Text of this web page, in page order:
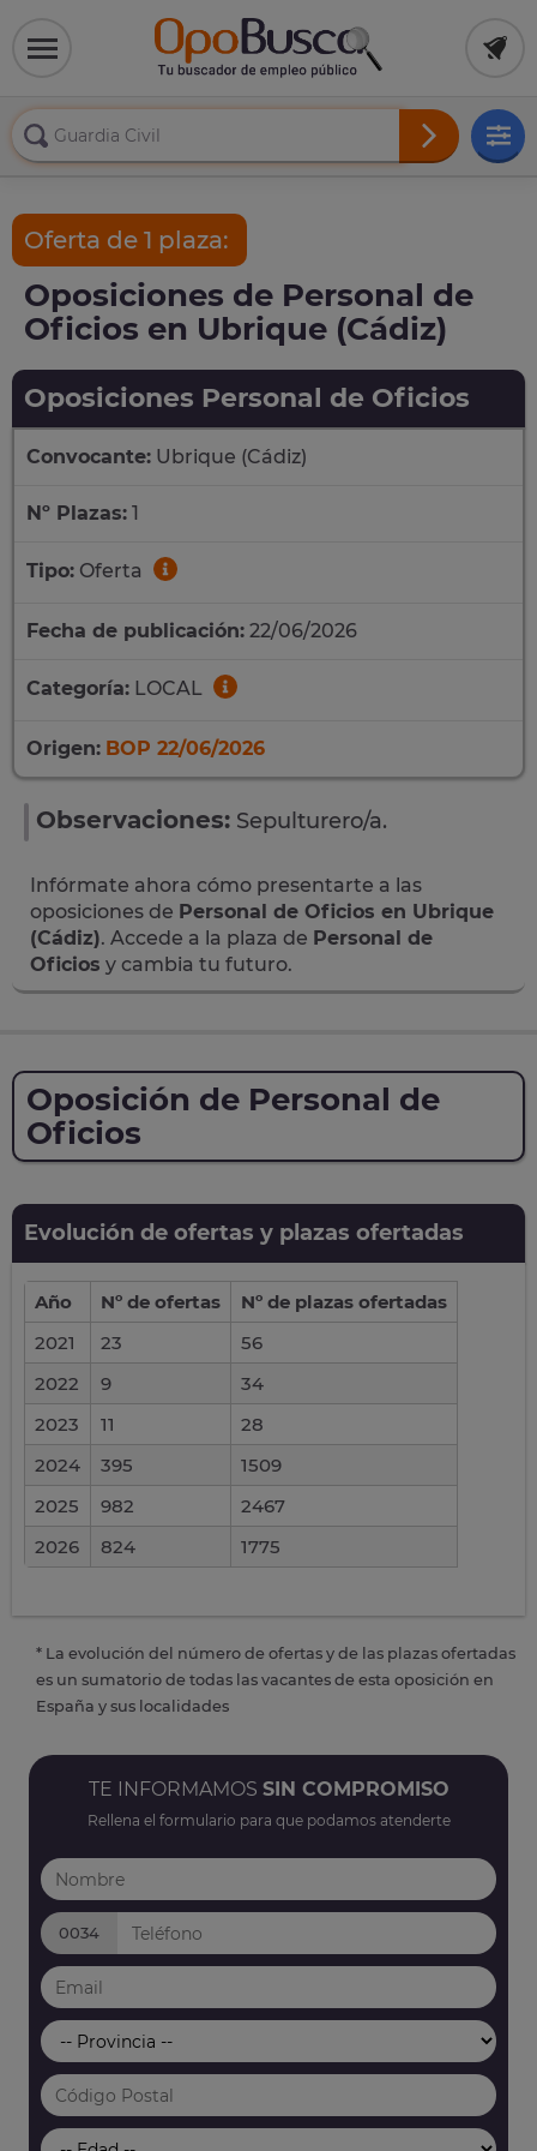
Oferta de 1 plaza:
Oposiciones de Personal de
Oficios en Ubrique (Cádiz)
Oposiciones Personal de Oficios
Convocante: Ubrique (Cádiz)
Nº Plazas: 1
Tipo: Oferta
Fecha de publicación: 22/06/2026
Categoría: LOCAL
Origen: BOP 22/06/2026
Observaciones: Sepulturero/a.
Infórmate ahora cómo presentarte a las
oposiciones de Personal de Oficios en Ubrique
(Cádiz). Accede a la plaza de Personal de
Oficios y cambia tu futuro.
Oposición de Personal de
Oficios
Evolución de ofertas y plazas ofertadas
Año Nº de ofertas
Nº de plazas ofertadas
2021
23
56
2022
9
34
2023
11
28
2024
395
1509
2025
982
2467
2026
824 1775
* La evolución del número de ofertas y de las plazas ofertadas
es un sumatorio de todas las vacantes de esta oposición en
España y sus localidades
TE INFORMAMOS SIN COMPROMISO
Rellena el formulario para que podamos atenderte
0034